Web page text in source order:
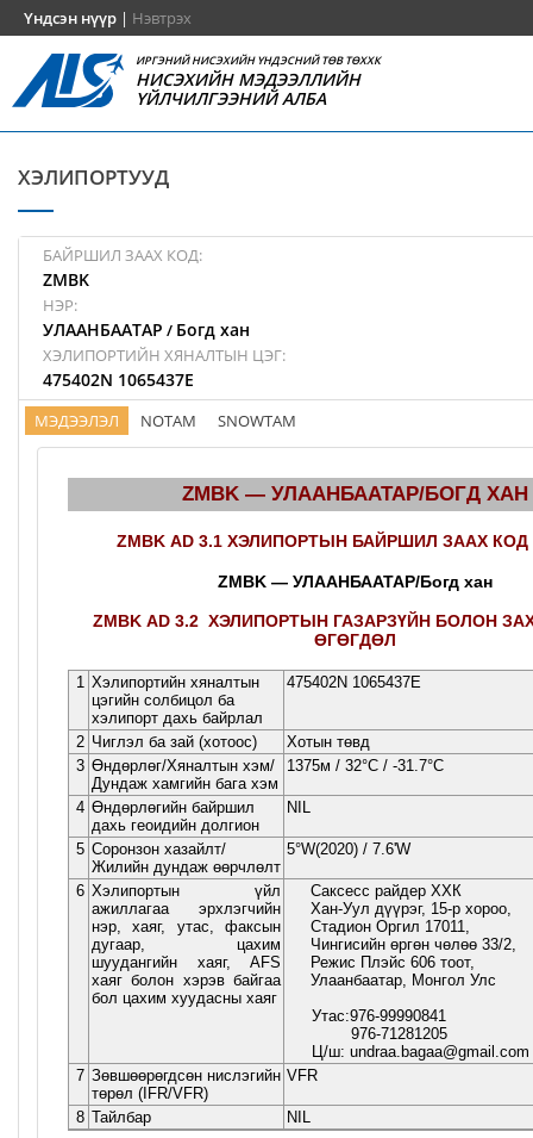
Үндсэн нүүр | Нэвтрэх
ИРГЭНИЙ НИСЭХИЙН ҮНДЭСНИЙ ТӨВ ТӨХХК
НИСЭХИЙН МЭДЭЭЛЛИЙН
ҮЙЛЧИЛГЭЭНИЙ АЛБА
ХЭЛИПОРТУУД
БАЙРШИЛ ЗААХ КОД:
ZMBK
НЭР:
УЛААНБААТАР / Богд хан
ХЭЛИПОРТИЙН ХЯНАЛТЫН ЦЭГ:
475402N 1065437E
МЭДЭЭЛЭЛ NOTAM SNOWTAM